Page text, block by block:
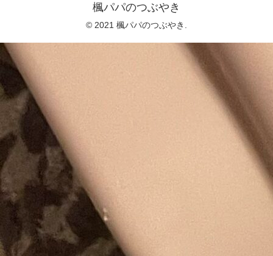
楓パパのつぶやき
© 2021 楓パパのつぶやき.